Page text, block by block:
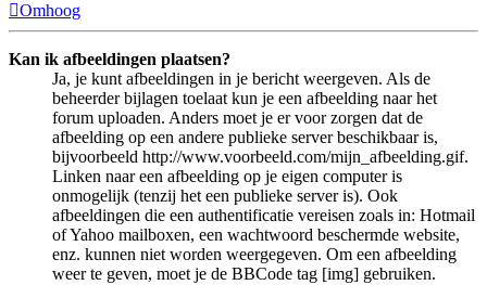
Omhoog
Kan ik afbeeldingen plaatsen?
Ja, je kunt afbeeldingen in je bericht weergeven. Als de
beheerder bijlagen toelaat kun je een afbeelding naar het
forum uploaden. Anders moet je er voor zorgen dat de
afbeelding op een andere publieke server beschikbaar is,
bijvoorbeeld http://www.voorbeeld.com/mijn_afbeelding.gif.
Linken naar een afbeelding op je eigen computer is
onmogelijk (tenzij het een publieke server is). Ook
afbeeldingen die een authentificatie vereisen zoals in: Hotmail
of Yahoo mailboxen, een wachtwoord beschermde website,
enz. kunnen niet worden weergegeven. Om een afbeelding
weer te geven, moet je de BBCode tag [img] gebruiken.